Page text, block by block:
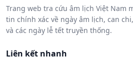
Trang web tra cứu âm lịch Việt Nam
tin chính xác về ngày âm lịch, can
và các ngày lễ tết truyền thống.
Liên kết nhanh